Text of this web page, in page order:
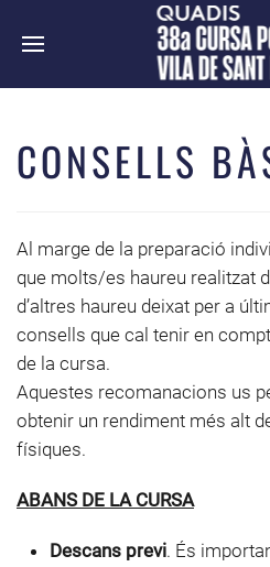
CONSELLS
Al marge de la preparació
que molts/es haureu realitzat
d’altres haureu deixat per a
consells que cal tenir en
de la cursa.
Aquestes recomanacions us
obtenir un rendiment més alt
físiques.
ABANS DE LA CURSA
Descans previ. És